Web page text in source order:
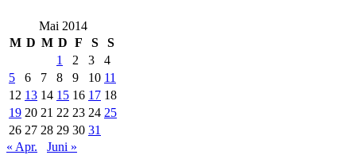
Mai 2014
M D M D F S
S
1
2 3
4
5
6 7 8 9 10 11
12 13 14 15 16 17 18
19 20 21 22 23 24 25
26 27 28 29 30 31
« Apr.
Juni »